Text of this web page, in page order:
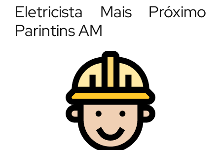
Eletricista Mais Próximo
Parintins AM